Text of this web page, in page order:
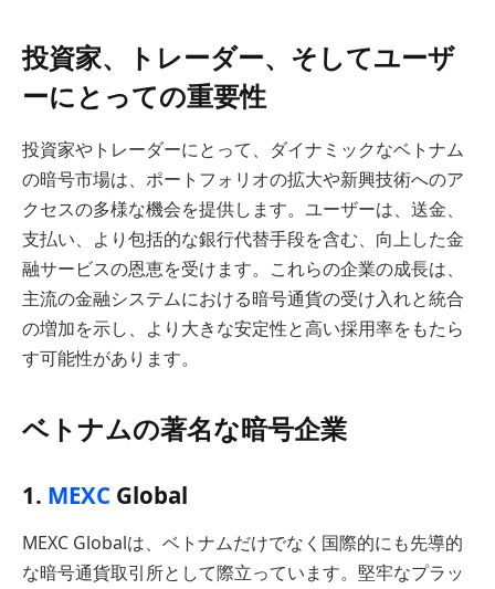
投資家、トレーダー、そしてユーザ
ーにとっての重要性
投資家やトレーダーにとって、ダイナミックなベトナム
の暗号市場は、ポートフォリオの拡大や新興技術へのア
クセスの多様な機会を提供します。ユーザーは、送金、
支払い、より包括的な銀行代替手段を含む、向上した金
融サービスの恩恵を受けます。これらの企業の成長は、
主流の金融システムにおける暗号通貨の受け入れと統合
の増加を示し、より大きな安定性と高い採用率をもたら
す可能性があります。
ベトナムの著名な暗号企業
1. MEXC Global
MEXC Globalは、ベトナムだけでなく国際的にも先導的
な暗号通貨取引所として際立っています。堅牢なプラッ